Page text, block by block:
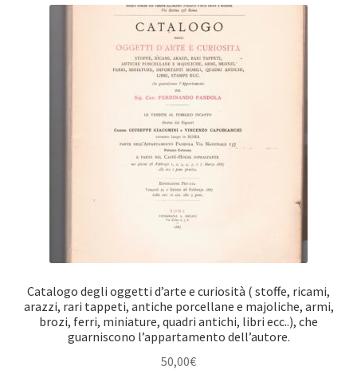
Catalogo degli oggetti d’arte e curiosità ( stoffe, ricami,
arazzi, rari tappeti, antiche porcellane e majoliche, armi,
brozi, ferri, miniature, quadri antichi, libri ecc..), che
guarniscono l’appartamento dell’autore.
50,00€